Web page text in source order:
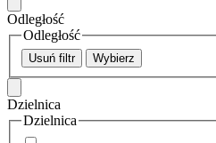
Odległość
Odległość
Usuń filtr Wybierz
Dzielnica
Dzielnica